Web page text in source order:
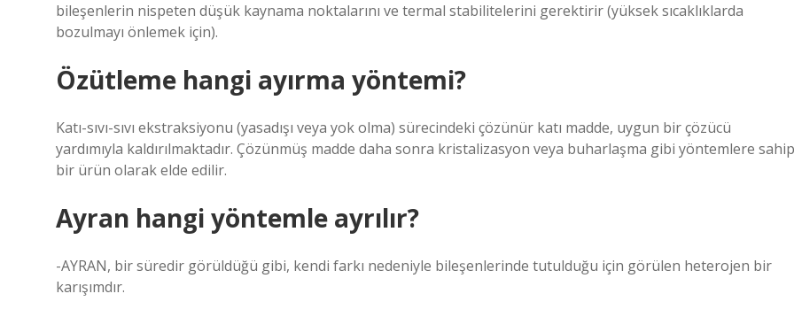
bileşenlerin nispeten düşük kaynama noktalarını ve termal stabilitelerini gerektirir (yüksek sıcaklıklarda
bozulmayı önlemek için).
Özütleme hangi ayırma yöntemi?
Katı-sıvı-sıvı ekstraksiyonu (yasadışı veya yok olma) sürecindeki çözünür katı madde, uygun bir çözücü
yardımıyla kaldırılmaktadır. Çözünmüş madde daha sonra kristalizasyon veya buharlaşma gibi yöntemlere sahip
bir ürün olarak elde edilir.
Ayran hangi yöntemle ayrılır?
-AYRAN, bir süredir görüldüğü gibi, kendi farkı nedeniyle bileşenlerinde tutulduğu için görülen heterojen bir
karışımdır.